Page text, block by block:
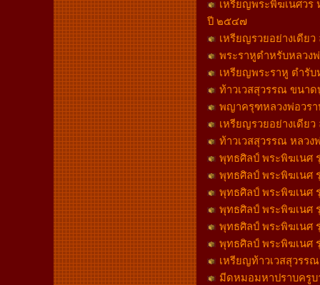
เหรียญพระพิฆเนศวร
ปี ๒๕๔๗
เหรียญรวยอย่างเดีย
พระราหูตำหรับหลวง
เหรียญพระราหู ตำรั
ท้าวเวสสุวรรณ ขนา
พญาครุฑหลวงพ่อวรา
เหรียญรวยอย่างเดีย
ท้าวเวสสุวรรณ หลวง
พุทธศิลป์ พระพิฆเนศ
พุทธศิลป์ พระพิฆเนศ
พุทธศิลป์ พระพิฆเนศ
พุทธศิลป์ พระพิฆเนศ
พุทธศิลป์ พระพิฆเนศ
พุทธศิลป์ พระพิฆเนศ
เหรียญท้าวเวสสุวร
มีดหมอมหาปราบครูบ